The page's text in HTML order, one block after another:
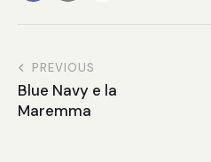
PREVIOUS
Blue Navy e la
Maremma